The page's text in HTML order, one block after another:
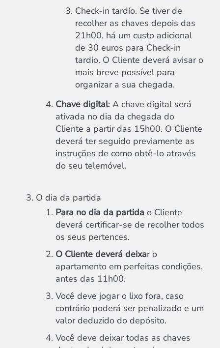
Check-in tardío. Se tiver de
recolher as chaves depois das
21h00, há um custo adicional
de 30 euros para Check-in
tardio. O Cliente deverá avisar o
mais breve possível para
organizar a sua chegada.
Chave digital: A chave digital será
ativada no dia da chegada do
Cliente a partir das 15h00. O Cliente
deverá ter seguido previamente as
instruções de como obtê-lo através
do seu telemóvel.
O dia da partida
Para no dia da partida o Cliente
deverá certificar-se de recolher todos
os seus pertences.
O Cliente deverá deixar o
apartamento em perfeitas condições,
antes das 11h00.
Você deve jogar o lixo fora, caso
contrário poderá ser penalizado e um
valor deduzido do depósito.
Você deve deixar todas as chaves